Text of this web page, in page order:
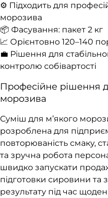
⚙️ Підходить для
морозива
📦 Фасування: пакет 2 кг
📈 Орієнтовно 120–140
💼 Рішення для
контролю собівартості
Професійне рішення
морозива
Суміш для м’якого
розроблена для
повторюваність смаку,
та зручна робота
швидко запускати
підготовки сировини та
результату під час